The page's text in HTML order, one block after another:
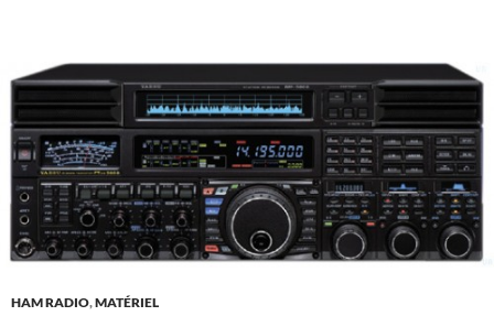
HAM RADIO,MATÉRIEL